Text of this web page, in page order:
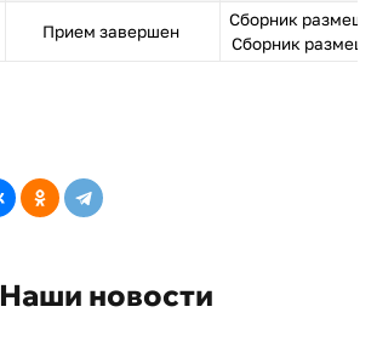
Прием завершен
Сборник
Сборник
Наши новости